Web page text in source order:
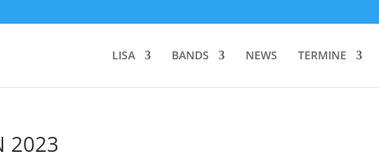
LISA BANDS NEWS TERMINE
2023